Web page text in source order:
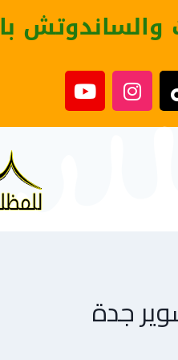
والساندوتش
جدة